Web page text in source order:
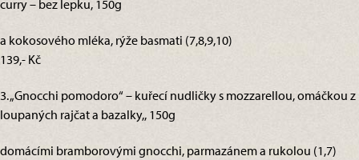
curry – bez lepku, 150g
a kokosového mléka, rýže basmati (7,8,9,10)
139,- Kč
3. „Gnocchi pomodoro“ – kuřecí nudličky s mozzarellou, omáčkou z
loupaných rajčat a bazalky,, 150g
domácími bramborovými gnocchi, parmazánem a rukolou (1,7)